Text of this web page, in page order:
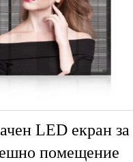
LED екран за
помещение